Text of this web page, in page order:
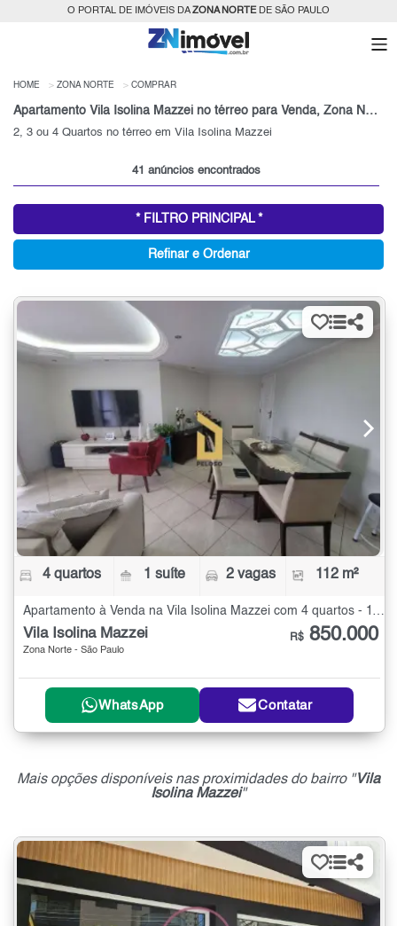
O PORTAL DE IMÓVEIS DAZONA NORTEDE SÃO PAULO
HOME ZONA NORTE COMPRAR
Apartamento Vila Isolina Mazzei no térreo para Venda, Zona Norte, SP
2, 3 ou 4 Quartos no térreo em Vila Isolina Mazzei
41 anúncios encontrados
* FILTRO PRINCIPAL *
Refinar e Ordenar
4 quartos 1 suíte 2 vagas 112 m²
Apartamento à Venda na Vila Isolina Mazzei com 4 quartos - 112 m²
Vila Isolina Mazzei
Zona Norte - São Paulo
R$ 850.000
WhatsApp Contatar
Mais opções disponíveis nas proximidades do bairro "Vila
Isolina Mazzei"